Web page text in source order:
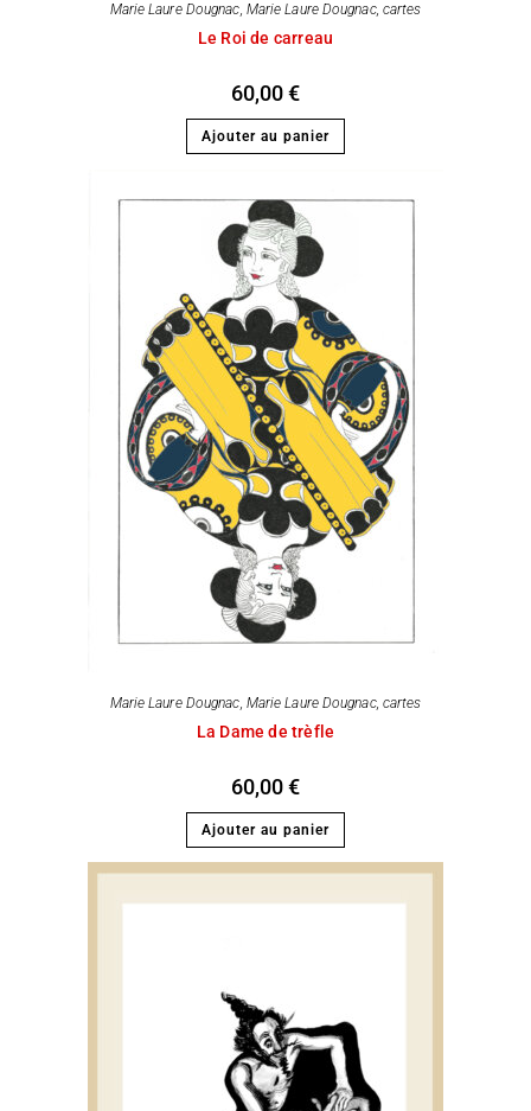
Marie Laure Dougnac, Marie Laure Dougnac, cartes
Le Roi de carreau
60,00€
Ajouter au panier
Marie Laure Dougnac, Marie Laure Dougnac, cartes
La Dame de trèfle
60,00€
Ajouter au panier